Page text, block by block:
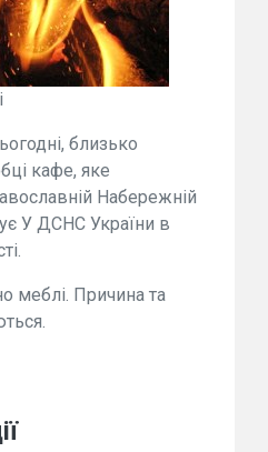
близько
кафе, яке
Набережній
У ДСНС України в
меблі. Причина та